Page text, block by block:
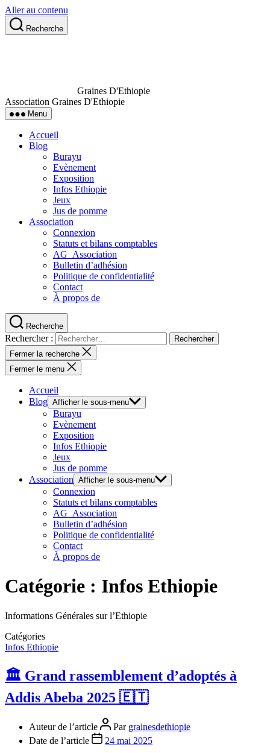
Aller au contenu
Recherche
Graines D'Ethiopie
Association Graines D'Ethiopie
Menu
Accueil
Blog
Burayu
Evènement
Exposition
Infos Ethiopie
Jeux
Jus de pomme
Association
Connexion
Statuts et bilans comptables
AG_Association
Bulletin d’adhésion
Politique de confidentialité
Contact
À propos de
Recherche
Rechercher :
Fermer la recherche
Fermer le menu
Accueil
Blog Afficher le sous-menu
Burayu
Evènement
Exposition
Infos Ethiopie
Jeux
Jus de pomme
Association Afficher le sous-menu
Connexion
Statuts et bilans comptables
AG_Association
Bulletin d’adhésion
Politique de confidentialité
Contact
À propos de
Catégorie : Infos Ethiopie
Informations Générales sur l’Ethiopie
Catégories
Infos Ethiopie
🏛️ Grand rassemblement d’adoptés à
Addis Abeba 2025 🇪🇹
Auteur de l’article Par grainesdethiopie
Date de l’article
24 mai 2025